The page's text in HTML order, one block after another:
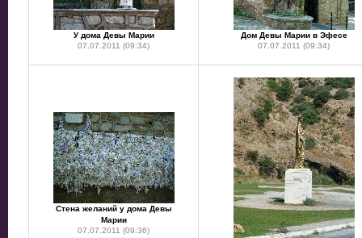
У дома Девы Марии
07.07.2011 (09:34)
Дом Девы Марии в Эфесе
07.07.2011 (09:34)
Стена желаний у дома Девы
Марии
07.07.2011 (09:36)